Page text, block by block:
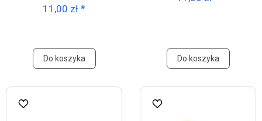
11,00 zł *
Do koszyka Do koszyka